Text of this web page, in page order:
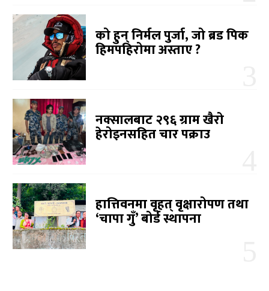
को हुन् निर्मल पुर्जा, जो ब्रड पिक
हिमपहिरोमा अस्ताए ?
नक्सालबाट २९६ ग्राम खैरो
हेरोइनसहित चार पक्राउ
हात्तिवनमा वृहत् वृक्षारोपण तथा
‘चापा गुँ’ बोर्ड स्थापना